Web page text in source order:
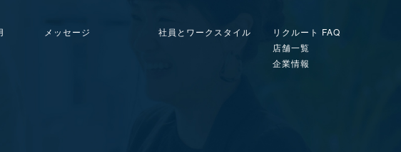
メッセージ 社員とワークスタイル
リクルート FAQ
店舗一覧
企業情報